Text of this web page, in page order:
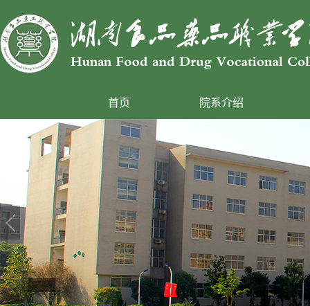
首页 院系介绍